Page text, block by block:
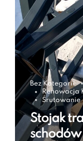
Bez Kategorii
Renowacja
Śrutowanie
Stojak